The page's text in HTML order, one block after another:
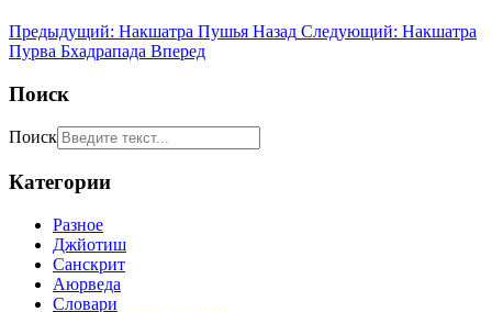
Предыдущий: Накшатра Пушья Назад Следующий: Накшатра
Пурва Бхадрапада Вперед
Поиск
Поиск
Категории
Разное
Джйотиш
Санскрит
Аюрведа
Словари